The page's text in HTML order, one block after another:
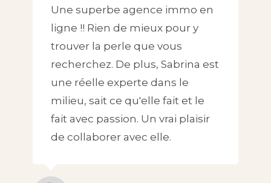
Une superbe agence immo en
ligne !! Rien de mieux pour y
trouver la perle que vous
recherchez. De plus, Sabrina est
une réelle experte dans le
milieu, sait ce qu'elle fait et le
fait avec passion. Un vrai plaisir
de collaborer avec elle.